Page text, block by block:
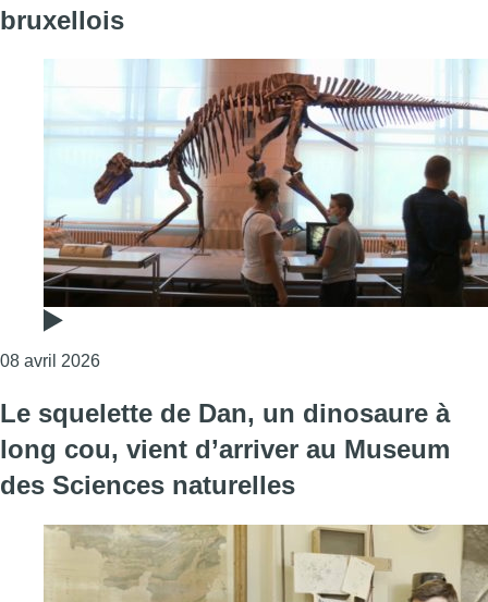
bruxellois
08 avril 2026Consulter l'article "Plusieurs ailes du Muséum
Le squelette de Dan, un dinosaure à
long cou, vient d’arriver au Museum
des Sciences naturelles